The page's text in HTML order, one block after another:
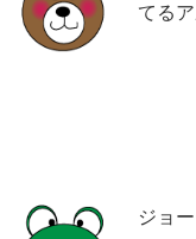
てるア
ジョ